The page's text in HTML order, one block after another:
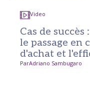
Video
Cas de
le passage en
d'achat et
ParAdriano Sambugaro